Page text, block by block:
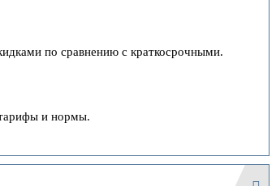
по сравнению с краткосрочными.
и нормы.